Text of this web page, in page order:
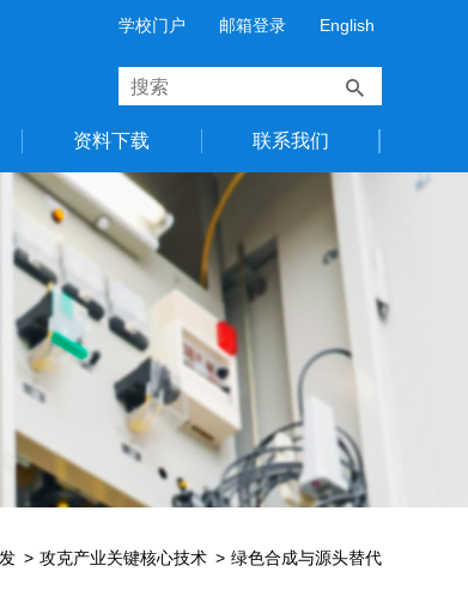
学校门户 邮箱登录 English
资料下载 联系我们
> 攻克产业关键核心技术 > 绿色合成与源头替代